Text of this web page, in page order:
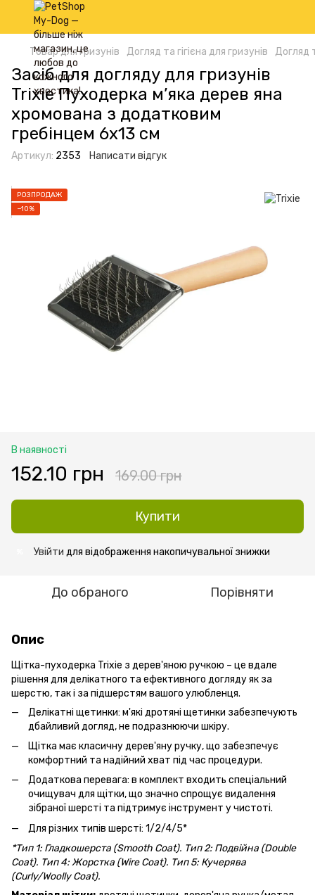
Товар для гризунів Догляд та гігієна для гризунів Догляд
Засіб для догляду для гризунів
Trixie Пуходерка м’яка дерев яна
хромована з додатковим
гребінцем 6х13 см
Артикул: 2353 Написати відгук
РОЗПРОДАЖ
−10%
В наявності
152.10 грн 169.00 грн
Купити
Увійти для відображення накопичувальної знижки
До обраного Порівняти
Опис
Щітка-пуходерка Trixie з дерев'яною ручкою – це вдале
рішення для делікатного та ефективного догляду як за
шерстю, так і за підшерстям вашого улюбленця.
Делікатні щетинки: м'які дротяні щетинки забезпечують
дбайливий догляд, не подразнюючи шкіру.
Щітка має класичну дерев'яну ручку, що забезпечує
комфортний та надійний хват під час процедури.
Додаткова перевага: в комплект входить спеціальний
очищувач для щітки, що значно спрощує видалення
зібраної шерсті та підтримує інструмент у чистоті.
Для різних типів шерсті: 1/2/4/5*
*Тип 1: Гладкошерста (Smooth Coat). Тип 2: Подвійна (Double
Coat). Тип 4: Жорстка (Wire Coat). Тип 5: Кучерява
(Curly/Woolly Coat).